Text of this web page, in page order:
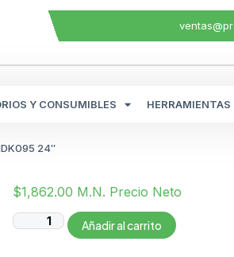
Y CONSUMIBLES HERRAMIENTAS
24″
$1,862.00 M.N. Precio Neto
Añadir al carrito